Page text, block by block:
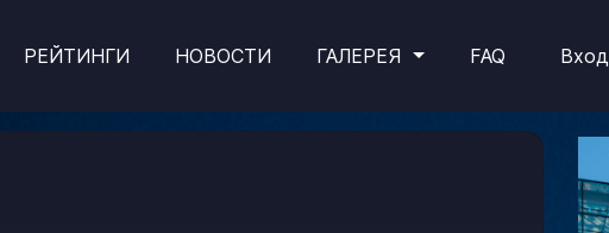
РЕЙТИНГИ НОВОСТИ ГАЛЕРЕЯ FAQ Вход